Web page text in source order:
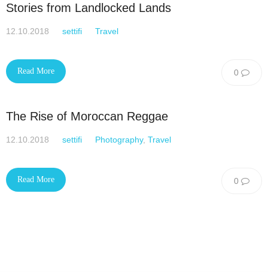
Stories from Landlocked Lands
12.10.2018 settifi Travel
0
Read More
The Rise of Moroccan Reggae
12.10.2018 settifi Photography, Travel
0
Read More